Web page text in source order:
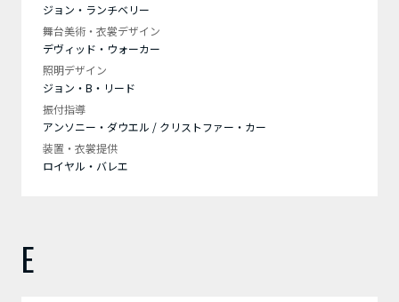
ジョン・ランチベリー
舞台美術・衣裳デザイン
デヴィッド・ウォーカー
照明デザイン
ジョン・B・リード
振付指導
アンソニー・ダウエル / クリストファー・カー
装置・衣裳提供
ロイヤル・バレエ
E